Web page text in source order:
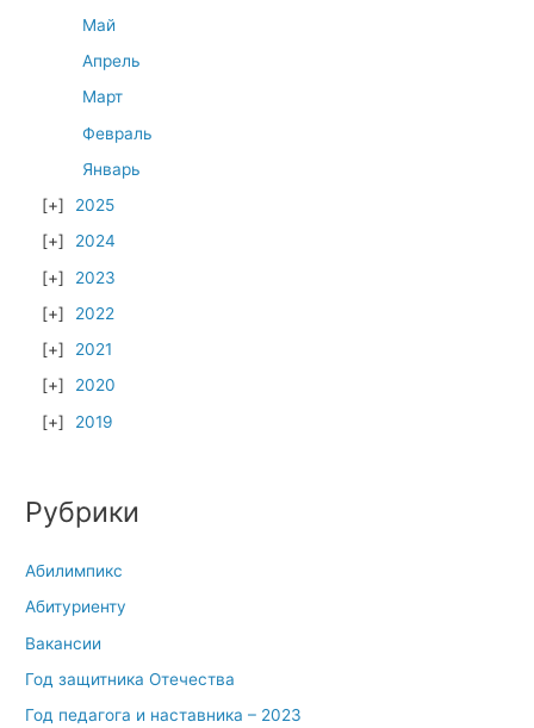
Май
Апрель
Март
Февраль
Январь
2025
2024
2023
2022
2021
2020
2019
Рубрики
Абилимпикс
Абитуриенту
Вакансии
Год защитника Отечества
Год педагога и наставника – 2023